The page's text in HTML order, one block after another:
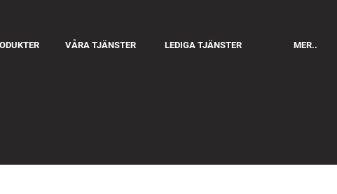
VÅRA TJÄNSTER LEDIGA TJÄNSTER MER..